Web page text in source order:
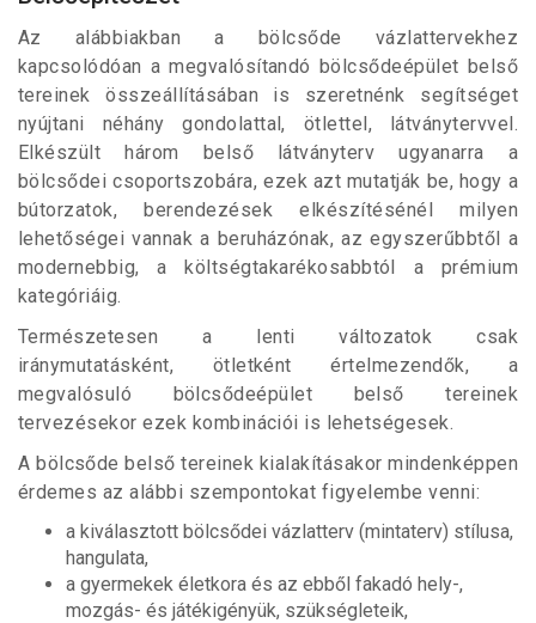
Az alábbiakban a bölcsőde vázlattervekhez
kapcsolódóan a megvalósítandó bölcsődeépület belső
tereinek összeállításában is szeretnénk segítséget
nyújtani néhány gondolattal, ötlettel, látványtervvel.
Elkészült három belső látványterv ugyanarra a
bölcsődei csoportszobára, ezek azt mutatják be, hogy a
bútorzatok, berendezések elkészítésénél milyen
lehetőségei vannak a beruházónak, az egyszerűbbtől a
modernebbig, a költségtakarékosabbtól a prémium
kategóriáig.
Természetesen a lenti változatok csak
iránymutatásként, ötletként értelmezendők, a
megvalósuló bölcsődeépület belső tereinek
tervezésekor ezek kombinációi is lehetségesek.
A bölcsőde belső tereinek kialakításakor mindenképpen
érdemes az alábbi szempontokat figyelembe venni:
a kiválasztott bölcsődei vázlatterv (mintaterv) stílusa,
hangulata,
a gyermekek életkora és az ebből fakadó hely-,
mozgás- és játékigényük, szükségleteik,